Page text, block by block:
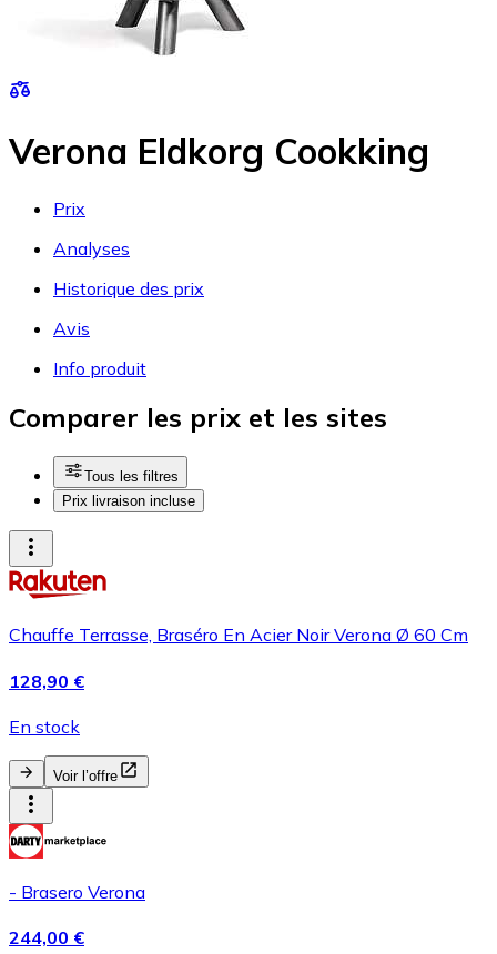
Verona Eldkorg Cookking
Prix
Analyses
Historique des prix
Avis
Info produit
Comparer les prix et les sites
Tous les filtres
Prix livraison incluse
Chauffe Terrasse, Braséro En Acier Noir Verona Ø 60 Cm
128,90 €
En stock
Voir l’offre
- Brasero Verona
244,00 €